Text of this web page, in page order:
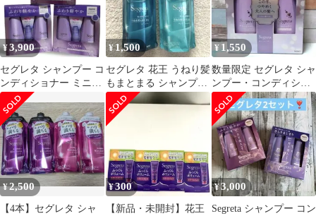
¥3,900
セグレタ シャンプー コ
ンディショナー ミニヘ
アミスト 根元からふん
わり×3
¥1,500
セグレタ 花王 うねり髪
もまとまる シャンプー
コンディショナー 各1
¥ 1,550
数量限定 セグレタ シャ
ンプー・コンディショ
ナー本体ペア 根元から
ふんわりタイプ
¥2,500
【4本】セグレタ シャ
¥300
【新品・未開封】花王
¥3,000
Segreta シャンプー コン